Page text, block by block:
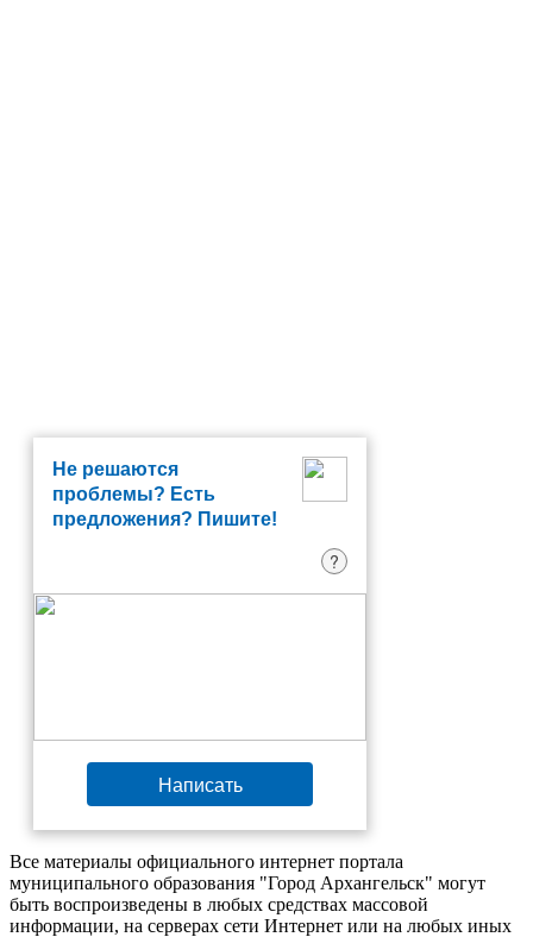
Не решаются
проблемы? Есть
предложения? Пишите!
?
Написать
Все материалы официального интернет портала
муниципального образования "Город Архангельск" могут
быть воспроизведены в любых средствах массовой
информации, на серверах сети Интернет или на любых иных